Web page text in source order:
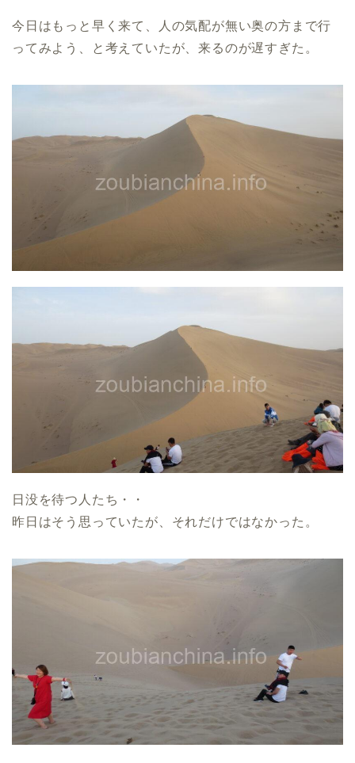
今日はもっと早く来て、人の気配が無い奥の方まで行
ってみよう、と考えていたが、来るのが遅すぎた。
日没を待つ人たち・・
昨日はそう思っていたが、それだけではなかった。